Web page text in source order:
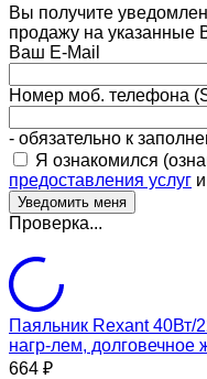
Вы получите
продажу на указанные
Ваш E-Mail
Номер моб. телефона
- обязательно к
Я ознакомился
предоставления услуг
Проверка...
Паяльник Rexant
нагр-лем, долговечное
664 ₽